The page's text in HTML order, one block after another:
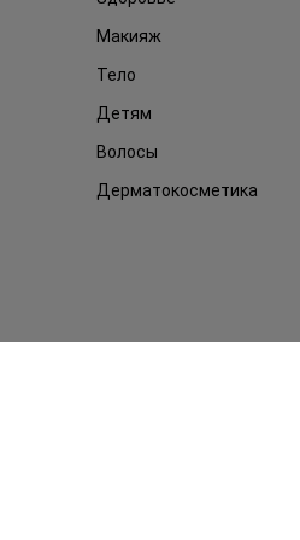
Макияж
Тело
Детям
Волосы
Дерматокосметика